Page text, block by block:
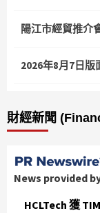
陽江市經貿推介
2026年8月7日版
財經新聞
News provided
HCLTech 獲